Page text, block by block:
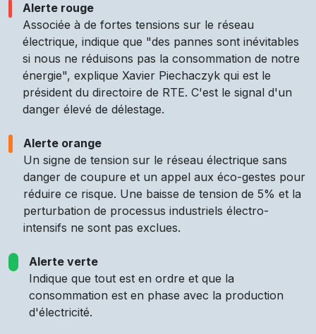
Alerte rouge
Associée à de fortes tensions sur le réseau
électrique, indique que "des pannes sont inévitables
si nous ne réduisons pas la consommation de notre
énergie", explique Xavier Piechaczyk qui est le
président du directoire de RTE. C'est le signal d'un
danger élevé de délestage.
Alerte orange
Un signe de tension sur le réseau électrique sans
danger de coupure et un appel aux éco-gestes pour
réduire ce risque. Une baisse de tension de 5% et la
perturbation de processus industriels électro-
intensifs ne sont pas exclues.
Alerte verte
Indique que tout est en ordre et que la
consommation est en phase avec la production
d'électricité.